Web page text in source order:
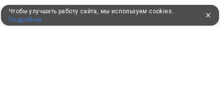
Чтобы улучшить работу сайта, мы используем cookies.
Подробнее